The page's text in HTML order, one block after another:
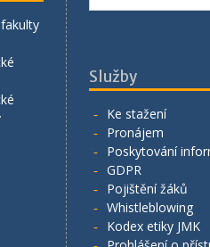
Služby
Ke stažení
Pronájem
Poskytování
GDPR
Pojištění žáků
Whistleblowing
Kodex etiky JMK